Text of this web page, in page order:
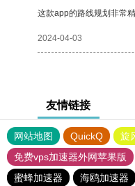
这款app的路线规划非常
2024-04-03
友情链接
网站地图 QuickQ 旋
免费vps加速器外网苹果版
蜜蜂加速器
海鸥加速器